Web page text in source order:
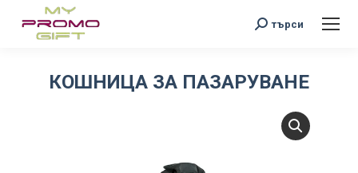
Search:
търси
КОШНИЦА ЗА ПАЗАРУВАНЕ